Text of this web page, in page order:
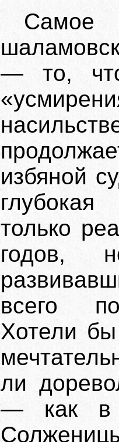
— то,
избяной
только
годов,
всего
Хотели
ли
— как в